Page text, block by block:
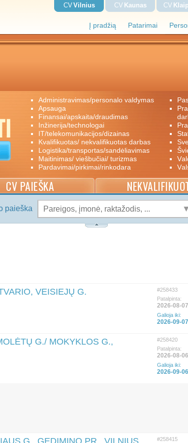
Į pradžią Patarimai
CVVilnius CV Kaunas CV
administravimas/personalo valdymas
apsauga
finansai/apskaita/draudimas
inžinerija/technologai
IT/telekomunikacijos/dizainas
kvalifikuotas/ nekvalifikuotas darbas
logistika/transportas/sandėliavimas
maitinimas/ viešbučiai/ turizmas
pardavimai/pirkimai/rinkodara
praktika/savanoriškas darbas/papildomas
CV PAIEŠKA
paieška
VEISIEJŲ G.
#258433
Patalpinta:
2026-08-07
Galioja iki:
2026-09-07
G./ MOKYKLOS G.,
#258420
Patalpinta:
2026-08-06
Galioja iki:
2026-09-06
G., GEDIMINO PR., VILNIUS #258415